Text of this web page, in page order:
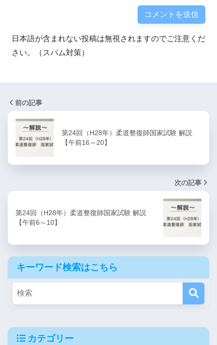
日本語が含まれない投稿は無視されますのでご注意くだ
さい。（スパム対策）
前の記事
第24回（H28年）柔道整復師国家試験 解説
【午前16～20】
次の記事
第24回（H28年）柔道整復師国家試験 解説
【午前6～10】
キーワード検索はこちら
カテゴリー